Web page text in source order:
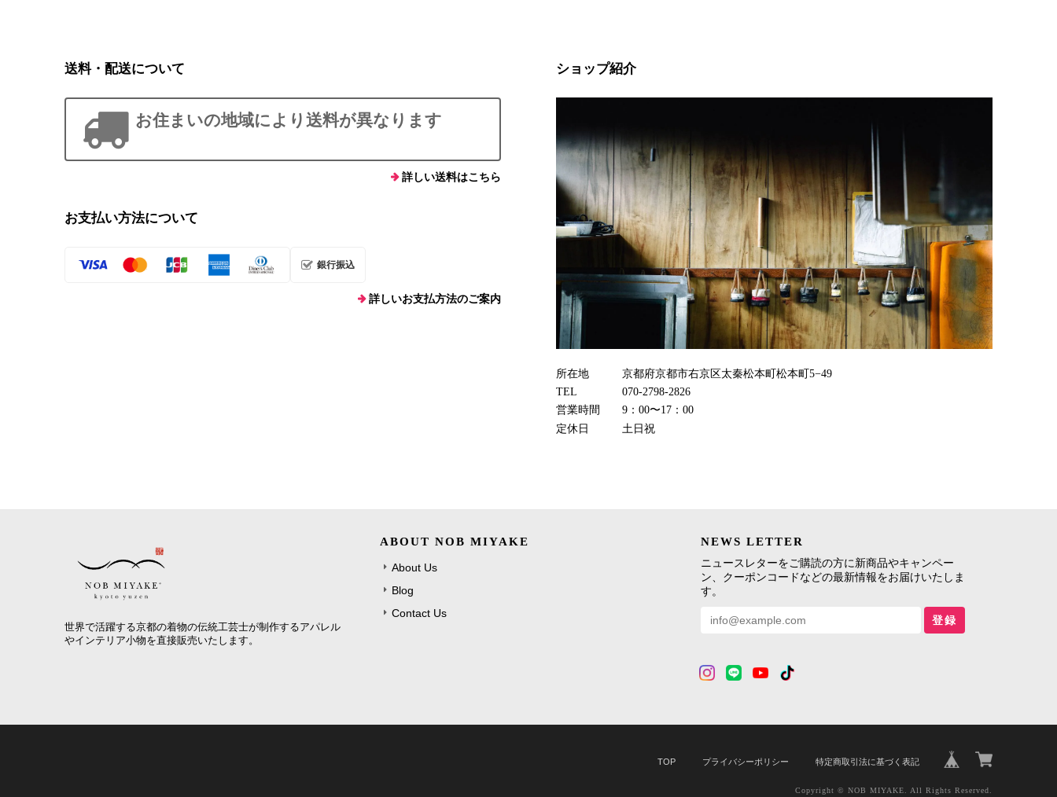
送料・配送について
お住まいの地域により送料が異なります
詳しい送料はこちら
お支払い方法について
銀行振込
詳しいお支払方法のご案内
ショップ紹介
所在地
京都府京都市右京区太秦松本町松本町5−49
TEL
070-2798-2826
営業時間
9：00〜17：00
定休日
土日祝
世界で活躍する京都の着物の伝統工芸士が制作するアパレル
やインテリア小物を直接販売いたします。
ABOUT NOB MIYAKE
About Us
Blog
Contact Us
NEWS LETTER
ニュースレターをご購読の方に新商品やキャンペー
ン、クーポンコードなどの最新情報をお届けいたしま
す。
登録
TOP プライバシーポリシー 特定商取引法に基づく表記
Copyright © NOB MIYAKE. All Rights Reserved.